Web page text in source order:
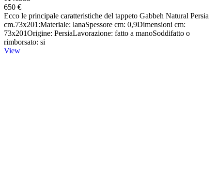
650 €
Ecco le principale caratteristiche del tappeto Gabbeh Natural Persia
cm.73x201:Materiale: lanaSpessore cm: 0,9Dimensioni cm:
73x201Origine: PersiaLavorazione: fatto a manoSoddifatto o
rimborsato: si
View